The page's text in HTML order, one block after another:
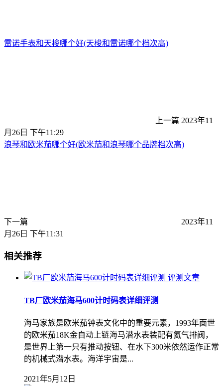
雷诺手表和天梭哪个好(天梭和雷诺哪个档次高)
上一篇 2023年11
月26日 下午11:29
浪琴和欧米茄哪个好(欧米茄和浪琴哪个品牌档次高)
下一篇
2023年11
月26日 下午11:31
相关推荐
评测文章
TB厂欧米茄海马600计时码表详细评测
海马家族是欧米茄钟表文化中的重要元素，1993年面世
的欧米茄18K金自动上链海马潜水表装配有氦气排阀，
是世界上第一只有推动按钮、在水下300米依然运作正常
的机械式潜水表。海洋宇宙是...
2021年5月12日